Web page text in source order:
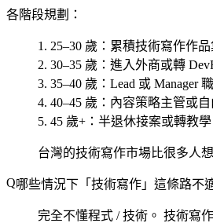
各階段規劃：
25–30 歲 ：累積技術寫作作
30–35 歲 ：進入外商或轉
35–40 歲 ：Lead 或 Manager
40–45 歲 ：內容策略主管或
45 歲+ ：半退休接案或轉教學
台灣的技術寫作市場比很多人
哪些情況下「技術寫作」這條路不
完全不懂程式 / 技術。 技術寫